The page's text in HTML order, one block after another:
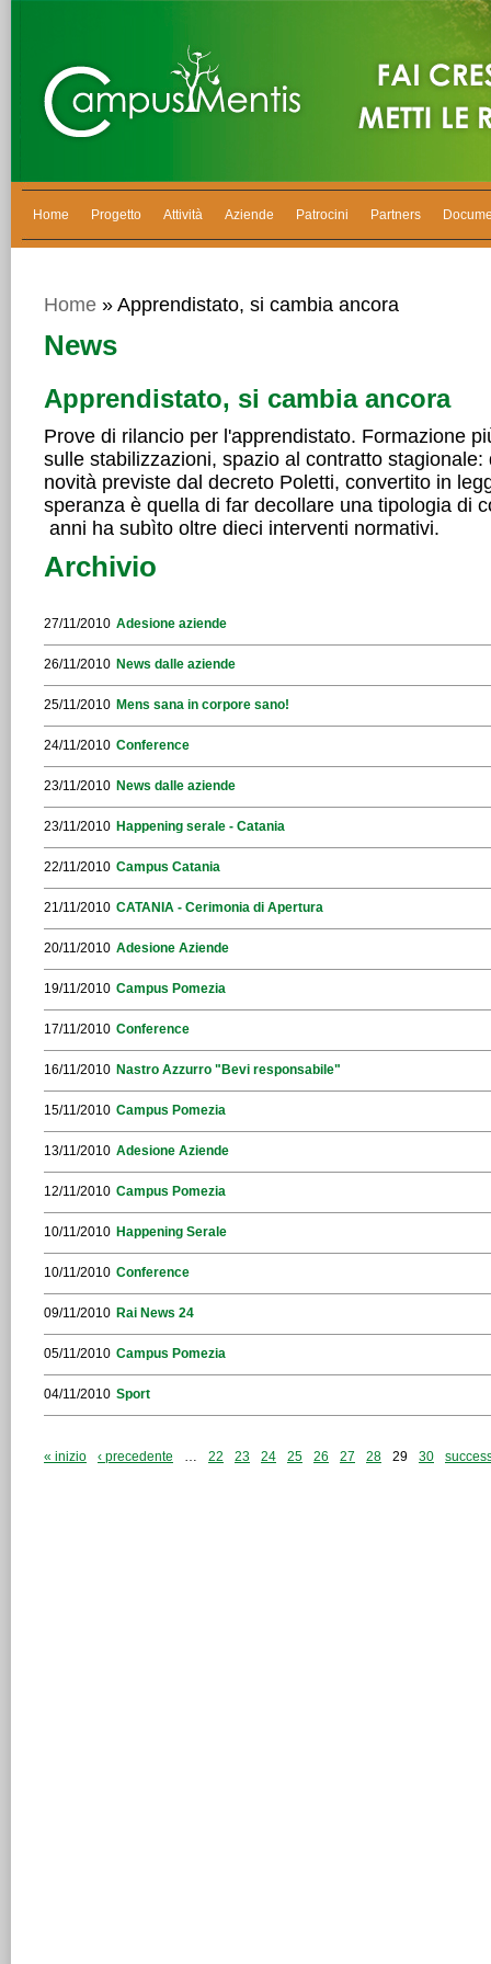
Home Progetto Attività Aziende Patrocini Partners
Home » Apprendistato, si cambia ancora
News
Apprendistato, si cambia ancora
Prove di rilancio per l'apprendistato. Formazione
sulle stabilizzazioni, spazio al contratto stagionale:
novità previste dal decreto Poletti, convertito in
speranza è quella di far decollare una tipologia di
anni ha subìto oltre dieci interventi normativi.
Archivio
27/11/2010 Adesione aziende
26/11/2010 News dalle aziende
25/11/2010 Mens sana in corpore sano!
24/11/2010 Conference
23/11/2010 News dalle aziende
23/11/2010 Happening serale - Catania
22/11/2010 Campus Catania
21/11/2010 CATANIA - Cerimonia di Apertura
20/11/2010 Adesione Aziende
19/11/2010 Campus Pomezia
17/11/2010 Conference
16/11/2010 Nastro Azzurro "Bevi responsabile"
15/11/2010 Campus Pomezia
13/11/2010 Adesione Aziende
12/11/2010 Campus Pomezia
10/11/2010 Happening Serale
10/11/2010 Conference
09/11/2010 Rai News 24
05/11/2010 Campus Pomezia
04/11/2010 Sport
« inizio ‹ precedente … 22 23 24 25 26 27 28 29 30